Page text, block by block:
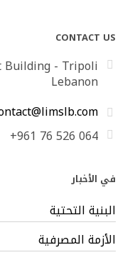
CONTACT US
Building - Tripoli
Lebanon
+961 76 526 064
في الأخبار
البنية التحتية
الأزمة المصرفية